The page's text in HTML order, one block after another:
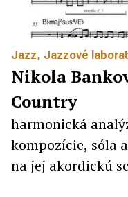
Jazz, Jazzové
Nikola
Country
harmonická
kompozície, sóla
na jej akordickú